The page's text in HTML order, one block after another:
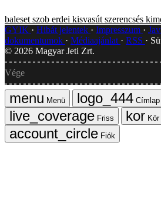
baleset szob erdei kisvasút szerencsés
GYIK
Hibát jelentek Impresszum
dokumentumok
Médiaajánlat RSS
© 2026 Magyar Jeti Zrt.
Vége
Menü
Címlap
Friss
Kör
Fiók